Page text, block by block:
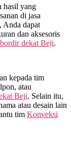
hasil yang
di jasa
, Anda dapat
dan aksesoris
dekat Beji.
kepada tim
atau
Beji. Selain itu,
atau desain lain
tim Konveksi